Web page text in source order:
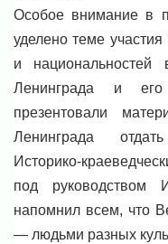
Особое внимание в
уделено теме
и
Ленинграда и его
презентовали
Ленинграда
Историко-
под
напомнил всем, что
— людьми разных